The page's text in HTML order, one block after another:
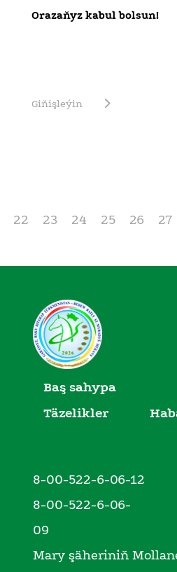
Orazaňyz kabul bolsun!
Giňişleýin
22 23 24 25 26 27
Baş sahypa
Täzelikler
8-00-522-6-06-12
8-00-522-6-06-
09
Mary şäheriniň